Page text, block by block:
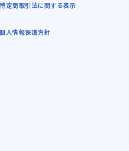
特定商取引法に関する表示
個人情報保護方針